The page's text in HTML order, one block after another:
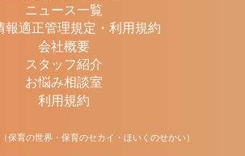
ニュース一覧
報適正管理規定・利用規約
会社概要
スタッフ紹介
お悩み相談室
利用規約
保育の世界・保育のセカイ・ほいくのせかい）